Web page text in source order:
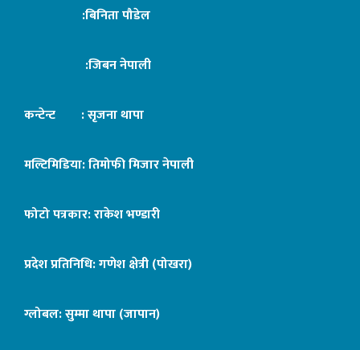
:बिनिता पौडेल
:जिबन नेपाली
कन्टेन्ट : सृजना थापा
मल्टिमिडिया: तिमोफी मिजार नेपाली
फोटो पत्रकार: राकेश भण्डारी
प्रदेश प्रतिनिधि: गणेश क्षेत्री (पोखरा)
ग्लोबल: सुम्मा थापा (जापान)